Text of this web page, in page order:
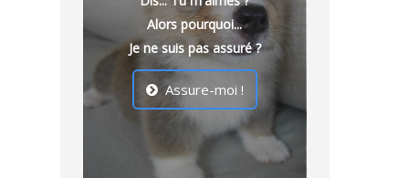
Alors pourquoi...
Je ne suis pas assuré ?
Assure-moi !